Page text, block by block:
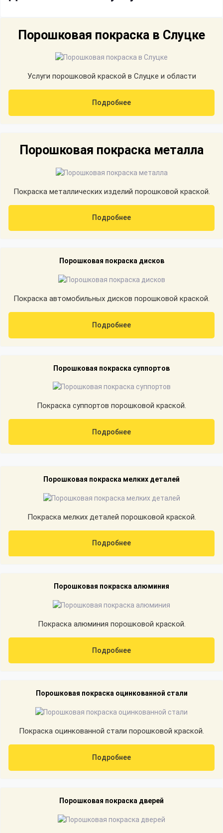
Порошковая покраска в Слуцке
Услуги порошковой краской в Слуцке и области
Подробнее
Порошковая покраска металла
Покраска металлических изделий порошковой краской.
Подробнее
Порошковая покраска дисков
Покраска автомобильных дисков порошковой краской.
Подробнее
Порошковая покраска суппортов
Покраска суппортов порошковой краской.
Подробнее
Порошковая покраска мелких деталей
Покраска мелких деталей порошковой краской.
Подробнее
Порошковая покраска алюминия
Покраска алюминия порошковой краской.
Подробнее
Порошковая покраска оцинкованной стали
Покраска оцинкованной стали порошковой краской.
Подробнее
Порошковая покраска дверей